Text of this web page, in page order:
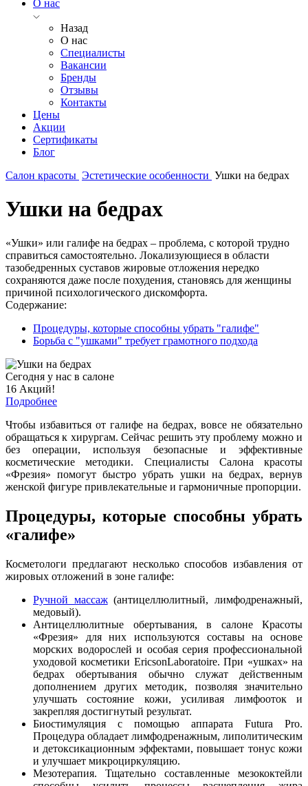
О нас
Назад
О нас
Специалисты
Вакансии
Бренды
Отзывы
Контакты
Цены
Акции
Сертификаты
Блог
Салон красоты Эстетические особенности Ушки на бедрах
Ушки на бедрах
«Ушки» или галифе на бедрах – проблема, с которой трудно
справиться самостоятельно. Локализующиеся в области
тазобедренных суставов жировые отложения нередко
сохраняются даже после похудения, становясь для женщины
причиной психологического дискомфорта.
Содержание:
Процедуры, которые способны убрать "галифе"
Борьба с "ушками" требует грамотного подхода
Сегодня у нас в салоне
16 Акций!
Подробнее
Чтобы избавиться от галифе на бедрах, вовсе не обязательно
обращаться к хирургам. Сейчас решить эту проблему можно и
без операции, используя безопасные и эффективные
косметические методики. Специалисты Салона красоты
«Фрезия» помогут быстро убрать ушки на бедрах, вернув
женской фигуре привлекательные и гармоничные пропорции.
Процедуры, которые способны убрать
«галифе»
Косметологи предлагают несколько способов избавления от
жировых отложений в зоне галифе:
Ручной массаж(антицеллюлитный, лимфодренажный,
медовый).
Антицеллюлитные обертывания, в салоне Красоты
«Фрезия» для них используются составы на основе
морских водорослей и особая серия профессиональной
уходовой косметики EricsonLaboratoire. При «ушках» на
бедрах обертывания обычно служат действенным
дополнением других методик, позволяя значительно
улучшать состояние кожи, усиливая лимфооток и
закрепляя достигнутый результат.
Биостимуляция с помощью аппарата Futura Pro.
Процедура обладает лимфодренажным, липолитическим
и детоксикационным эффектами, повышает тонус кожи
и улучшает микроциркуляцию.
Мезотерапия. Тщательно составленные мезококтейли